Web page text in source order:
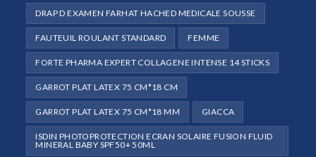
DRAP D EXAMEN FARHAT HACHED MEDICALE SOUSSE
FAUTEUIL ROULANT STANDARD FEMME
FORTE PHARMA EXPERT COLLAGENE INTENSE 14 STICKS
GARROT PLAT LATEX 75 CM*18 CM
GARROT PLAT LATEX 75 CM*18 MM GIACCA
ISDIN PHOTOPROTECTION ECRAN SOLAIRE FUSION FLUID
MINERAL BABY SPF50+ 50ML